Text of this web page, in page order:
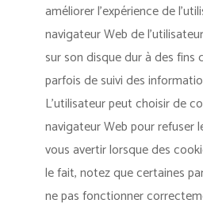
améliorer l’expérience de
navigateur Web de
sur son disque dur à des fins
parfois de suivi des
L’utilisateur peut choisir de
navigateur Web pour refuser
vous avertir lorsque des
le fait, notez que certaines
ne pas fonctionner